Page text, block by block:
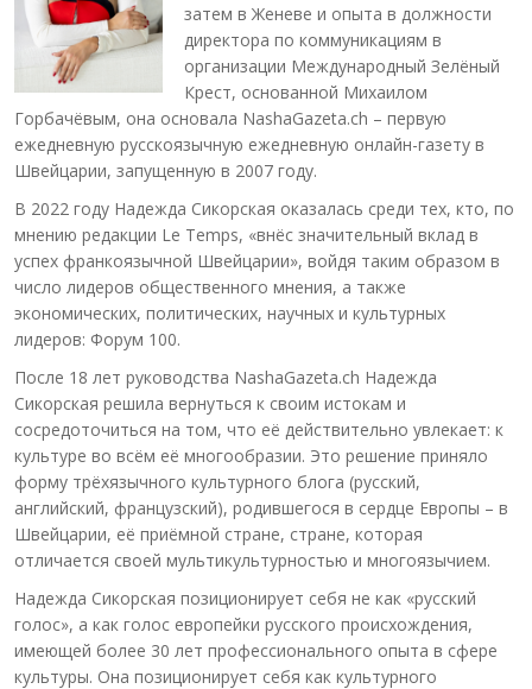
затем в Женеве и опыта в должности
директора по коммуникациям в
организации Международный Зелёный
Крест, основанной Михаилом
Горбачёвым, она основала NashaGazeta.ch – первую
ежедневную русскоязычную ежедневную онлайн-газету в
Швейцарии, запущенную в 2007 году.
В 2022 году Надежда Сикорская оказалась среди тех, кто, по
мнению редакции Le Temps, «внёс значительный вклад в
успех франкоязычной Швейцарии», войдя таким образом в
число лидеров общественного мнения, а также
экономических, политических, научных и культурных
лидеров: Форум 100.
После 18 лет руководства NashaGazeta.ch Надежда
Сикорская решила вернуться к своим истокам и
сосредоточиться на том, что её действительно увлекает: к
культуре во всём её многообразии. Это решение приняло
форму трёхязычного культурного блога (русский,
английский, французский), родившегося в сердце Европы – в
Швейцарии, её приёмной стране, стране, которая
отличается своей мультикультурностью и многоязычием.
Надежда Сикорская позиционирует себя не как «русский
голос», а как голос европейки русского происхождения,
имеющей более 30 лет профессионального опыта в сфере
культуры. Она позиционирует себя как культурного